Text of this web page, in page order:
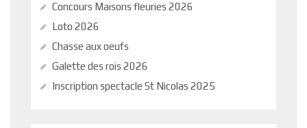
Concours Maisons fleuries 2026
Loto 2026
Chasse aux oeufs
Galette des rois 2026
Inscription spectacle St Nicolas 2025